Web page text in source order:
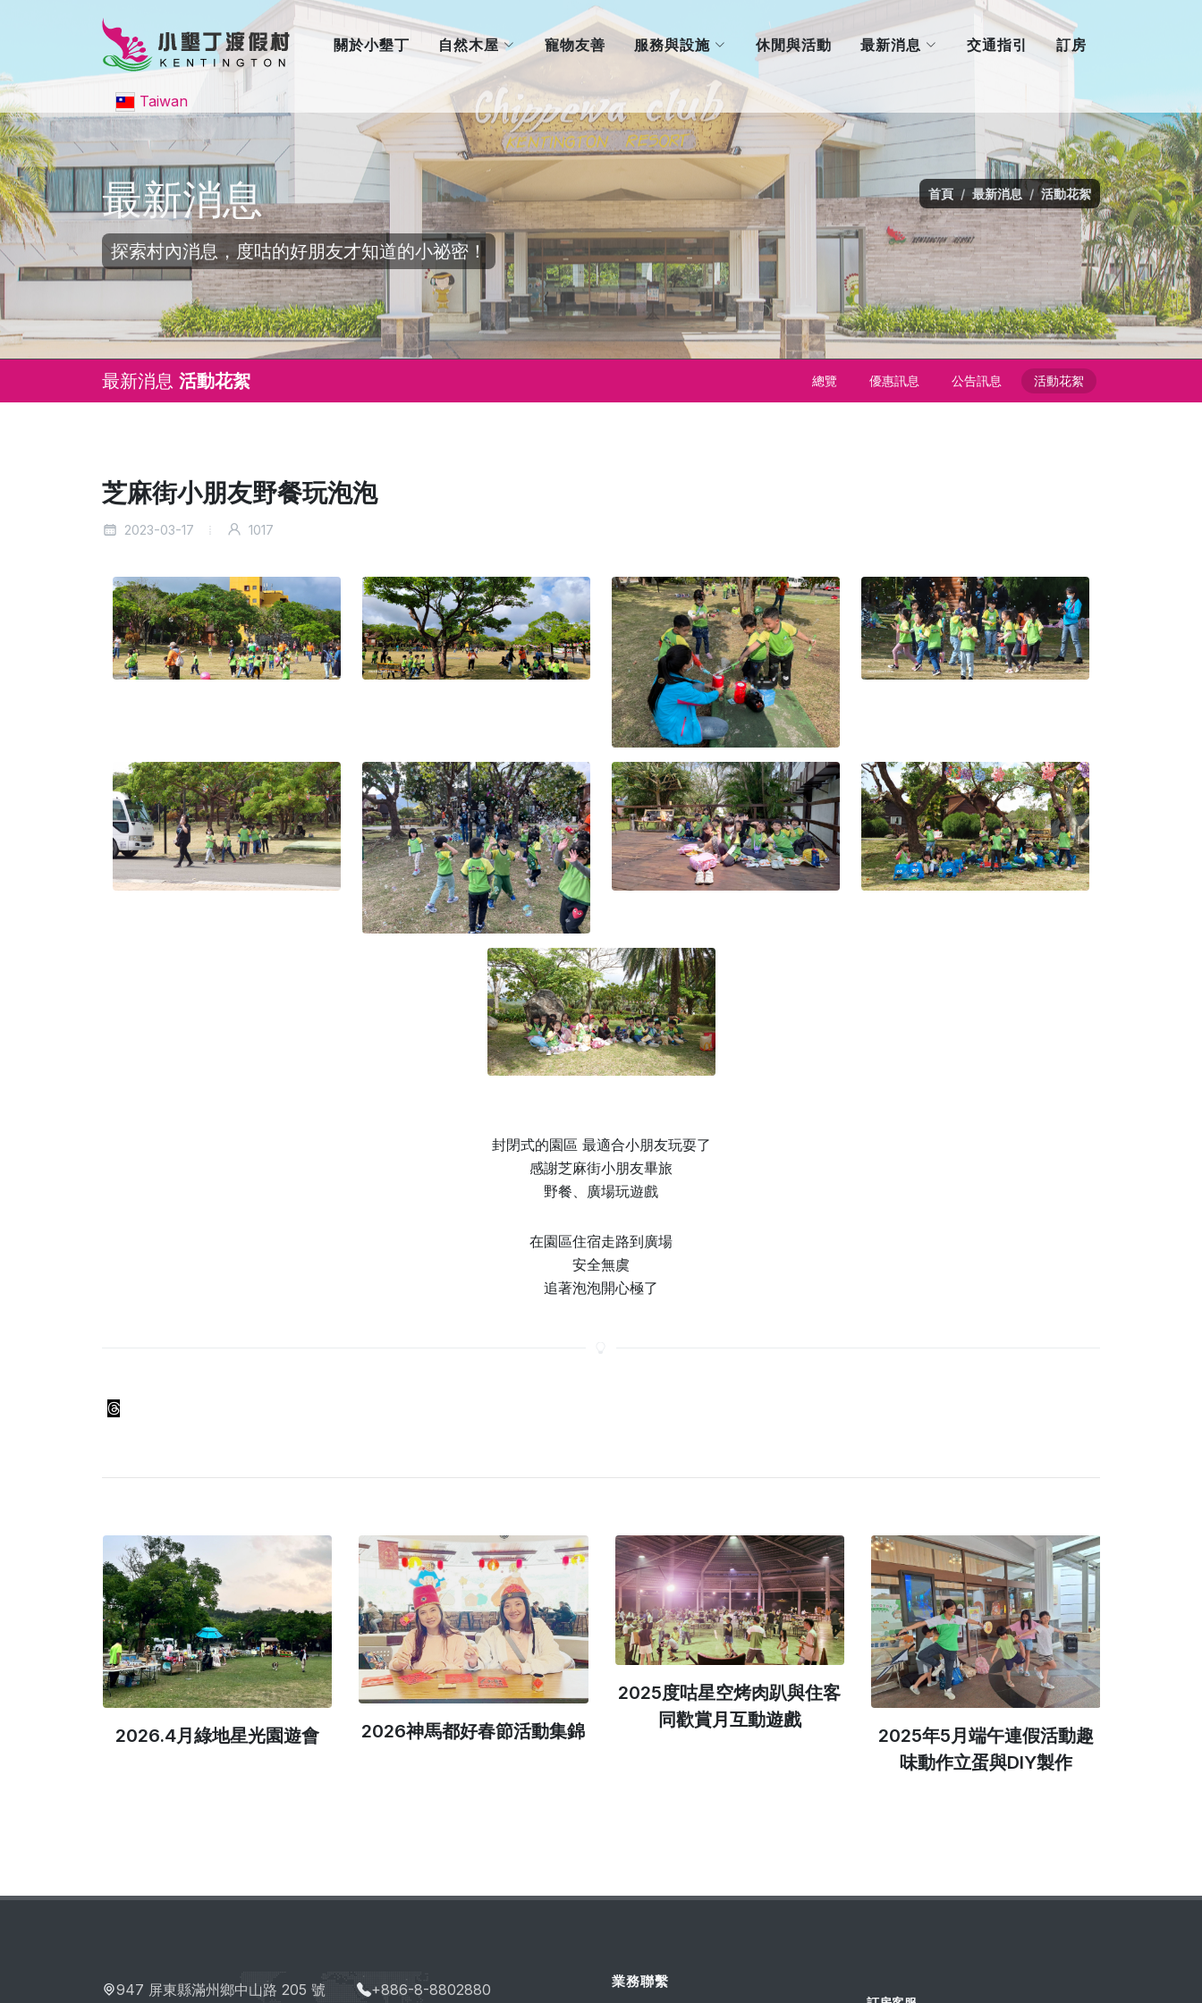
Taiwan
關於小墾丁 自然木屋 寵物友善 服務與設施 休閒與活動 最新消息 交通指引 訂房
最新消息
探索村內消息，度咕的好朋友才知道的小祕密！
首頁 最新消息 活動花絮
最新消息 活動花絮 總覽 優惠訊息 公告訊息 活動花絮
芝麻街小朋友野餐玩泡泡
2023-03-17 1017
封閉式的園區 最適合小朋友玩耍了
感謝芝麻街小朋友畢旅
野餐、廣場玩遊戲
在園區住宿走路到廣場
安全無虞
追著泡泡開心極了
2026.4月綠地星光園遊會 2026神馬都好春節活動集錦
2025度咕星空烤肉趴與住客
同歡賞月互動遊戲
2025年5月端午連假活動趣
味動作立蛋與DIY製作
947 屏東縣滿州鄉中山路 205 號
+886-8-8802880
業務聯繫